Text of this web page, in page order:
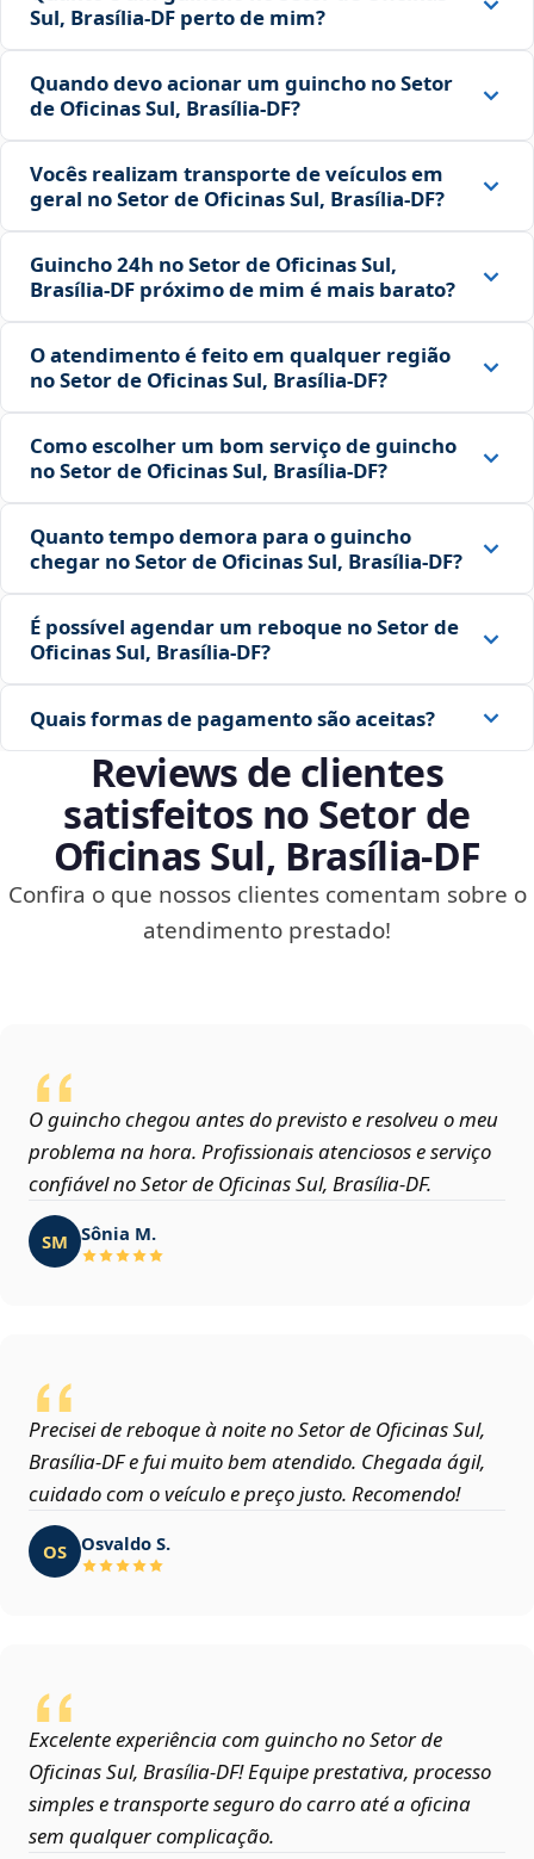
Sul, Brasília‑DF perto de mim?
Quando devo acionar um guincho no Setor
de Oficinas Sul, Brasília‑DF?
Vocês realizam transporte de veículos em
geral no Setor de Oficinas Sul, Brasília‑DF?
Guincho 24h no Setor de Oficinas Sul,
Brasília‑DF próximo de mim é mais barato?
O atendimento é feito em qualquer região
no Setor de Oficinas Sul, Brasília‑DF?
Como escolher um bom serviço de guincho
no Setor de Oficinas Sul, Brasília‑DF?
Quanto tempo demora para o guincho
chegar no Setor de Oficinas Sul, Brasília‑DF?
É possível agendar um reboque no Setor de
Oficinas Sul, Brasília‑DF?
Quais formas de pagamento são aceitas?
Reviews de clientes
satisfeitos no Setor de
Oficinas Sul, Brasília‑DF
Confira o que nossos clientes comentam sobre o
atendimento prestado!
O guincho chegou antes do previsto e resolveu o meu
problema na hora. Profissionais atenciosos e serviço
confiável no Setor de Oficinas Sul, Brasília‑DF.
SM Sônia M.
Precisei de reboque à noite no Setor de Oficinas Sul,
Brasília‑DF e fui muito bem atendido. Chegada ágil,
cuidado com o veículo e preço justo. Recomendo!
OS Osvaldo S.
Excelente experiência com guincho no Setor de
Oficinas Sul, Brasília‑DF! Equipe prestativa, processo
simples e transporte seguro do carro até a oficina
sem qualquer complicação.